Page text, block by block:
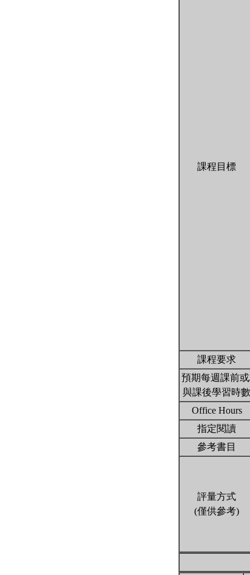
課程目標
課程要求
預期每週課前
與課後學習時數
Office Hours
指定閱讀
參考書目
評量方式
(僅供參考)